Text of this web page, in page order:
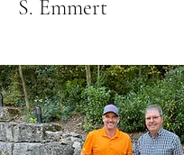
S. Emmert